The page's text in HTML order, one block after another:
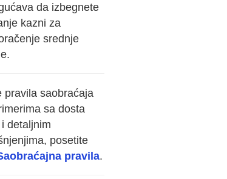
da izbegnete
kazni za
srednje
pravila saobraćaja
sa dosta
detaljnim
posetite
pravila.